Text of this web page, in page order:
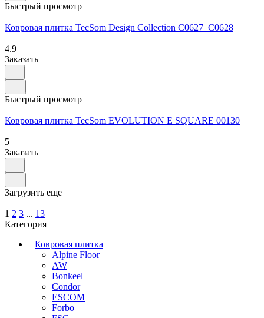
Быстрый просмотр
Ковровая плитка TecSom Design Collection C0627_C0628
4.9
Заказать
Быстрый просмотр
Ковровая плитка TecSom EVOLUTION E SQUARE 00130
5
Заказать
Загрузить еще
1 2 3 ... 13
Категория
Ковровая плитка
Alpine Floor
AW
Bonkeel
Condor
ESCOM
Forbo